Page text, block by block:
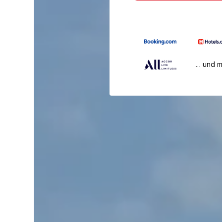
… und